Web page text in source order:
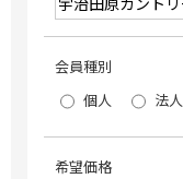
会員種別
個人
法人
希望価格